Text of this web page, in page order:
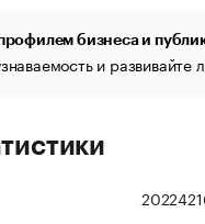
бизнеса и
и развивайте